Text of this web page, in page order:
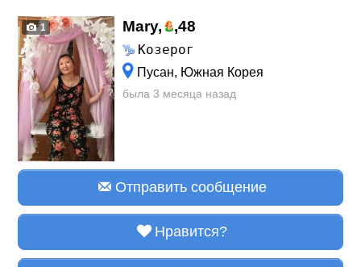
1 Mary, ,48
Козерог
Пусан, Южная Корея
была 3 месяца назад
Отправить сообщение
Нравится?